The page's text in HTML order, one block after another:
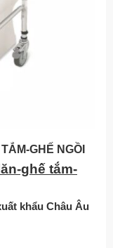
GHẾ NGỒI
ghế tắm-
khẩu Châu Âu